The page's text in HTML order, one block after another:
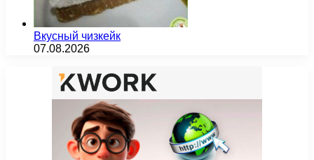
Вкусный чизкейк
07.08.2026